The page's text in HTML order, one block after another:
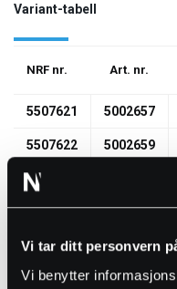
Vi tar ditt personvern
Vi benytter
Variant-tabell
NRF nr. Art. nr.
5507621 5002657
5507622 5002659
5507623
5507624 5002663
5507625 5002665
5507626 5002667